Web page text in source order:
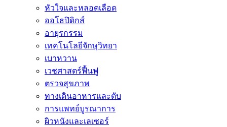
หัวใจและหลอดเลือด
ออโธปิดิกส์
อายุรกรรม
เทคโนโลยีจักษุวิทยา
เบาหวาน
เวชศาสตร์ฟื้นฟู
ตรวจสุขภาพ
ทางเดินอาหารและตับ
การแพทย์บูรณาการ
ผิวหนังและเลเซอร์